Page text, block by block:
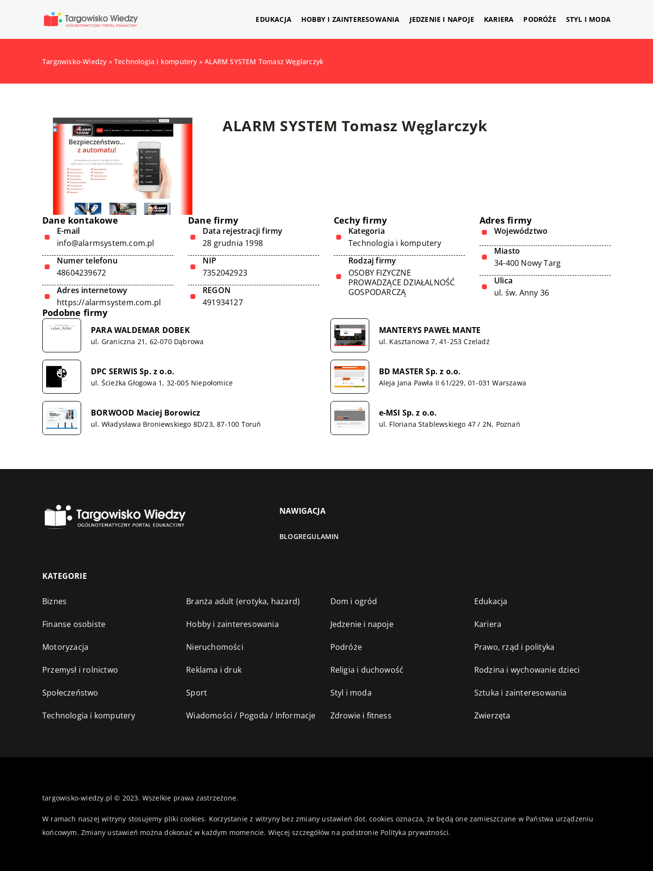
EDUKACJA HOBBY I ZAINTERESOWANIA JEDZENIE I NAPOJE KARIERA PODRÓŻE STYL I MODA
Targowisko-Wiedzy »Technologia i komputery »ALARM SYSTEM Tomasz Węglarczyk
ALARM SYSTEM Tomasz Węglarczyk
Dane kontakowe
E-mail
info@alarmsystem.com.pl
Numer telefonu
48604239672
Adres internetowy
https://alarmsystem.com.pl
Dane firmy
Data rejestracji firmy
28 grudnia 1998
NIP
7352042923
REGON
491934127
Cechy firmy
Kategoria
Technologia i komputery
Rodzaj firmy
OSOBY FIZYCZNE
PROWADZĄCE DZIAŁALNOŚĆ
GOSPODARCZĄ
Adres firmy
Województwo
Miasto
34-400 Nowy Targ
Ulica
ul. św. Anny 36
Podobne firmy
PARA WALDEMAR DOBEK
ul. Graniczna 21, 62-070 Dąbrowa
MANTERYS PAWEŁ MANTE
ul. Kasztanowa 7, 41-253 Czeladź
DPC SERWIS Sp. z o.o.
ul. Ścieżka Głogowa 1, 32-005 Niepołomice
BD MASTER Sp. z o.o.
Aleja Jana Pawła II 61/229, 01-031 Warszawa
BORWOOD Maciej Borowicz
ul. Władysława Broniewskiego 8D/23, 87-100 Toruń
e-MSI Sp. z o.o.
ul. Floriana Stablewskiego 47 / 2N, Poznań
NAWIGACJA
BLOGREGULAMIN
KATEGORIE
Biznes Branża adult (erotyka, hazard) Dom i ogród Edukacja
Finanse osobiste Hobby i zainteresowania Jedzenie i napoje Kariera
Motoryzacja Nieruchomości Podróże Prawo, rząd i polityka
Przemysł i rolnictwo Reklama i druk Religia i duchowość Rodzina i wychowanie dzieci
Społeczeństwo Sport Styl i moda Sztuka i zainteresowania
Technologia i komputery Wiadomości / Pogoda / Informacje Zdrowie i fitness Zwierzęta
targowisko-wiedzy.pl © 2023. Wszelkie prawa zastrzeżone.
W ramach naszej witryny stosujemy pliki cookies. Korzystanie z witryny bez zmiany ustawień dot. cookies oznacza, że będą one zamieszczane w Państwa urządzeniu
końcowym. Zmiany ustawień można dokonać w każdym momencie. Więcej szczegółów na podstronie Polityka prywatności.